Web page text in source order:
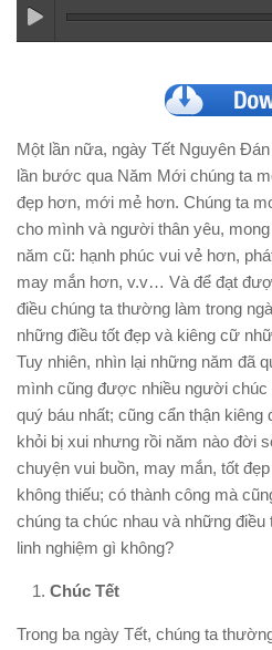
Một lần nữa, ngày Tết Nguyên
lần bước qua Năm Mới chúng ta
đẹp hơn, mới mẻ hơn. Chúng ta
cho mình và người thân yêu,
năm cũ: hạnh phúc vui vẻ hơn,
may mắn hơn, v.v… Và để đạt
điều chúng ta thường làm trong
những điều tốt đẹp và kiêng cữ
Tuy nhiên, nhìn lại những năm đã
mình cũng được nhiều người chúc
quý báu nhất; cũng cẩn thận kiêng
khỏi bị xui nhưng rồi năm nào đời
chuyện vui buồn, may mắn, tốt
không thiếu; có thành công mà
chúng ta chúc nhau và những
linh nghiệm gì không?
Chúc Tết
Trong ba ngày Tết, chúng ta